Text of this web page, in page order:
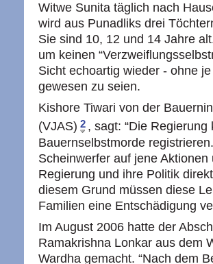
Witwe Sunita täglich nach
wird aus Punadliks drei
Sie sind 10, 12 und 14 Jahre
um keinen
Sicht echoartig wieder - ohne
gewesen zu seien.
Kishore Tiwari von der
(VJAS) 2 , sagt: “Die
Bauernselbstmorde
Scheinwerfer auf jene
Regierung und ihre Politik
diesem Grund müssen diese
Familien eine Entschädigung
Im August 2006 hatte der
Ramakrishna Lonkar aus dem
Wardha gemacht. “Nach dem